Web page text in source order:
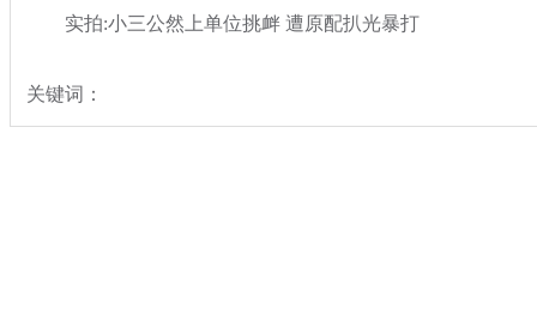
实拍:小三公然上单位挑衅 遭原配扒光暴打
关键词：